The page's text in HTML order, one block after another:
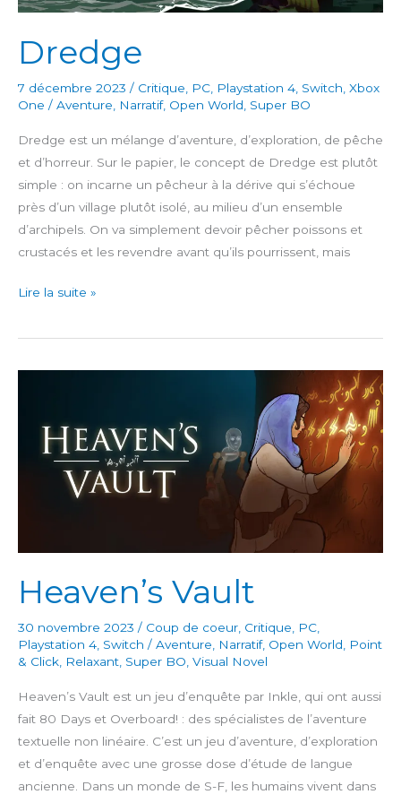
Dredge
7 décembre 2023 / Critique, PC, Playstation 4, Switch, Xbox
One / Aventure, Narratif, Open World, Super BO
Dredge est un mélange d’aventure, d’exploration, de pêche
et d’horreur. Sur le papier, le concept de Dredge est plutôt
simple : on incarne un pêcheur à la dérive qui s’échoue
près d’un village plutôt isolé, au milieu d’un ensemble
d’archipels. On va simplement devoir pêcher poissons et
crustacés et les revendre avant qu’ils pourrissent, mais
Dredge
Lire la suite »
Heaven’s Vault
30 novembre 2023 / Coup de coeur, Critique, PC,
Playstation 4, Switch / Aventure, Narratif, Open World, Point
& Click, Relaxant, Super BO, Visual Novel
Heaven’s Vault est un jeu d’enquête par Inkle, qui ont aussi
fait 80 Days et Overboard! : des spécialistes de l’aventure
textuelle non linéaire. C’est un jeu d’aventure, d’exploration
et d’enquête avec une grosse dose d’étude de langue
ancienne. Dans un monde de S-F, les humains vivent dans